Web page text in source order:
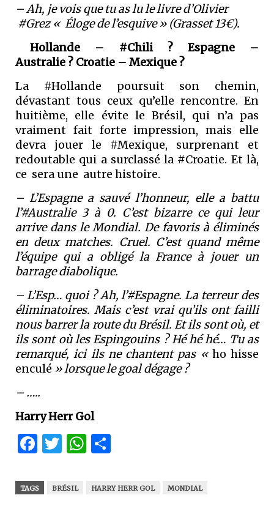
– Ah, je vois que tu as lu le livre d’Olivier
#Grez « Éloge de l’esquive » (Grasset 13€).
Hollande – #Chili ? Espagne –
Australie ? Croatie – Mexique ?
La #Hollande poursuit son chemin,
dévastant tous ceux qu’elle rencontre. En
huitième, elle évite le Brésil, qui n’a pas
vraiment fait forte impression, mais elle
devra jouer le #Mexique, surprenant et
redoutable qui a surclassé la #Croatie. Et là,
ce sera une autre histoire.
– L’Espagne a sauvé l’honneur, elle a battu
l’#Australie 3 à 0. C’est bizarre ce qui leur
arrive dans le Mondial. De favoris à éliminés
en deux matches. Cruel. C’est quand même
l’équipe qui a obligé la France à jouer un
barrage diabolique.
– L’Esp… quoi ? Ah, l’#Espagne. La terreur des
éliminatoires. Mais c’est vrai qu’ils ont failli
nous barrer la route du Brésil. Et ils sont où, et
ils sont où les Espingouins ? Hé hé hé… Tu as
remarqué, ici ils ne chantent pas «ho hisse
enculé » lorsque le goal dégage ?
– …..
Harry Herr Gol
Facebook
Twitter
WhatsApp
TAGS BRÉSIL HARRY HERR GOL MONDIAL